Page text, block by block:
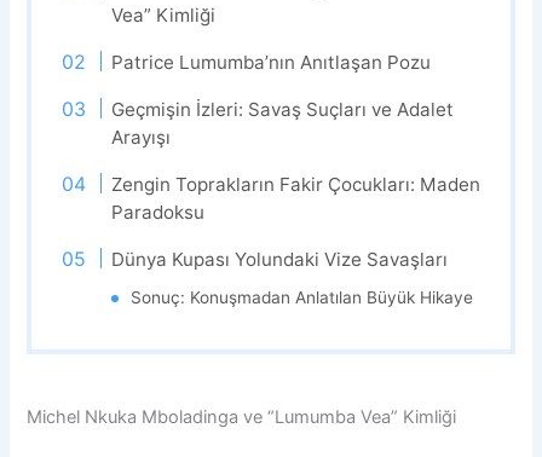
Vea” Kimliği
Patrice Lumumba’nın Anıtlaşan Pozu
Geçmişin İzleri: Savaş Suçları ve Adalet
Arayışı
Zengin Toprakların Fakir Çocukları: Maden
Paradoksu
Dünya Kupası Yolundaki Vize Savaşları
Sonuç: Konuşmadan Anlatılan Büyük Hikaye
Michel Nkuka Mboladinga ve “Lumumba Vea” Kimliği